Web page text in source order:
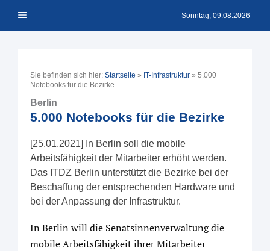
Inhalt Menü Sonntag, 09.08.2026
Sie befinden sich hier: Startseite » IT-Infrastruktur » 5.000
Notebooks für die Bezirke
Berlin
5.000 Notebooks für die Bezirke
[25.01.2021] In Berlin soll die mobile
Arbeitsfähigkeit der Mitarbeiter erhöht werden.
Das ITDZ Berlin unterstützt die Bezirke bei der
Beschaffung der entsprechenden Hardware und
bei der Anpassung der Infrastruktur.
In Berlin will die Senatsinnenverwaltung die
mobile Arbeitsfähigkeit ihrer Mitarbeiter